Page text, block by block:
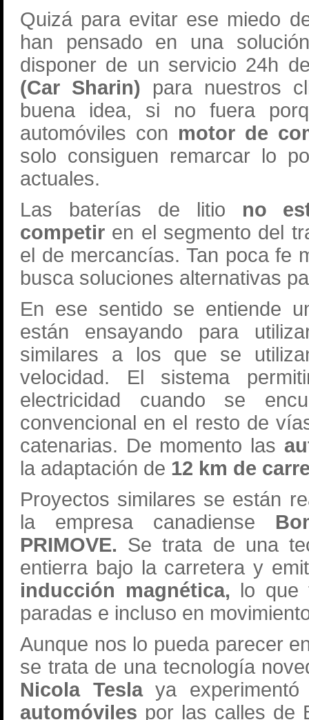
Quizá para evitar ese miedo
han pensado en una
disponer de un servicio 24h
(Car Sharin) para nuestros
buena idea, si no fuera
automóviles con motor de
solo consiguen remarcar lo
actuales.
Las baterías de litio no
competir en el segmento del
el de mercancías. Tan poca fe
busca soluciones alternativas
En ese sentido se entiende
están ensayando para
similares a los que se
velocidad. El sistema
electricidad cuando se
convencional en el resto de
catenarias. De momento las
la adaptación de 12 km de
Proyectos similares se están
la empresa canadiense
PRIMOVE. Se trata de una
entierra bajo la carretera y
inducción magnética, lo que
paradas e incluso en
Aunque nos lo pueda parecer
se trata de una tecnología
Nicola Teslaya
automóviles por las calles de